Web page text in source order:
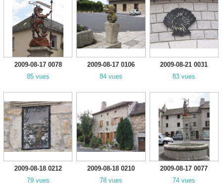
2009-08-17 0078
85 vues
2009-08-17 0106
84 vues
2009-08-21 0031
83 vues
2009-08-18 0212
79 vues
2009-08-18 0210
78 vues
2009-08-17 0077
74 vues